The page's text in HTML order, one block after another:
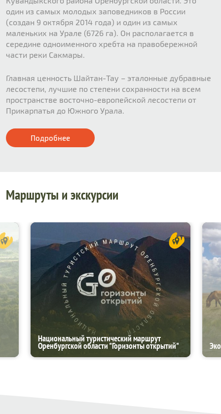
один из самых молодых заповедников в России
(создан 9 октября 2014 года) и один из самых
маленьких на Урале (6726 га). Он располагается в
середине одноименного хребта на правобережной
части реки Сакмары.
Главная ценность Шайтан-Тау – эталонные дубравные
лесостепи, лучшие по степени сохранности на всем
пространстве восточно-европейской лесостепи от
Прикарпатья до Южного Урала.
Подробнее
Маршруты и экскурсии
Национальный туристический маршрут
Оренбургской области "Горизонты открытий"